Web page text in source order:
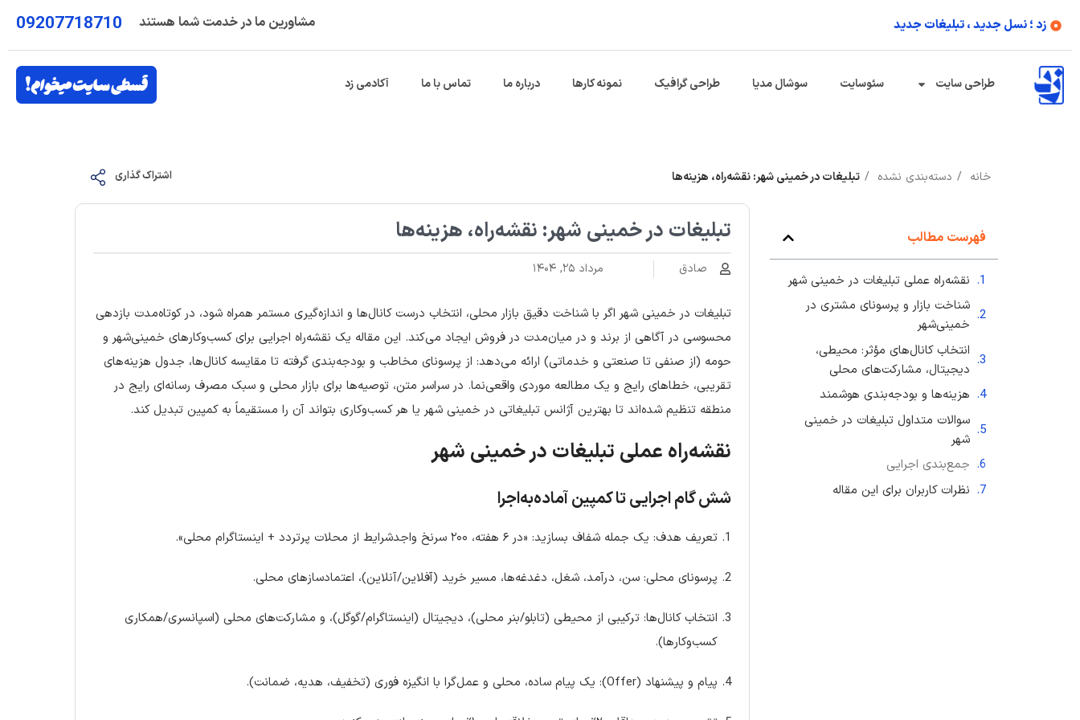
زد ؛ نسل جدید ، تبلیغات جدید مشاورین ما در خدمت شما هستند 09207718710
طراحی سایت سئوسایت سوشال مدیا طراحی گرافیک نمونه کارها درباره ما تماس با ما آکادمی زد
خانه دسته‌بندی نشده تبلیغات در خمینی شهر: نقشه‌راه، هزینه‌ها اشتراک گذاری
فهرست مطالب
نقشه‌راه عملی تبلیغات در خمینی شهر
شناخت بازار و پرسونای مشتری در
خمینی‌شهر
انتخاب کانال‌های مؤثر: محیطی،
دیجیتال، مشارکت‌های محلی
هزینه‌ها و بودجه‌بندی هوشمند
سوالات متداول تبلیغات در خمینی
شهر
جمع‌بندی اجرایی
نظرات کاربران برای این مقاله
تبلیغات در خمینی شهر: نقشه‌راه، هزینه‌ها
صادق مرداد ۲۵, ۱۴۰۴
تبلیغات در خمینی شهر اگر با شناخت دقیق بازار محلی، انتخاب درست کانال‌ها و اندازه‌گیری مستمر همراه شود، در کوتاه‌مدت بازدهی
محسوسی در آگاهی از برند و در میان‌مدت در فروش ایجاد می‌کند. این مقاله یک نقشه‌راه اجرایی برای کسب‌وکارهای خمینی‌شهر و
حومه (از صنفی تا صنعتی و خدماتی) ارائه می‌دهد: از پرسونای مخاطب و بودجه‌بندی گرفته تا مقایسه کانال‌ها، جدول هزینه‌های
تقریبی، خطاهای رایج و یک مطالعه موردی واقعی‌نما. در سراسر متن، توصیه‌ها برای بازار محلی و سبک مصرف رسانه‌ای رایج در
منطقه تنظیم شده‌اند تا بهترین آژانس تبلیغاتی در خمینی شهر یا هر کسب‌وکاری بتواند آن را مستقیماً به کمپین تبدیل کند.
نقشه‌راه عملی تبلیغات در خمینی شهر
شش گام اجرایی تا کمپین آماده‌به‌اجرا
تعریف هدف: یک جمله شفاف بسازید: «در ۶ هفته، ۲۰۰ سرنخ واجدشرایط از محلات پرتردد + اینستاگرام محلی».
پرسونای محلی: سن، درآمد، شغل، دغدغه‌ها، مسیر خرید (آفلاین/آنلاین)، اعتمادسازهای محلی.
انتخاب کانال‌ها: ترکیبی از محیطی (تابلو/بنر محلی)، دیجیتال (اینستاگرام/گوگل)، و مشارکت‌های محلی (اسپانسری/همکاری
کسب‌وکارها).
پیام و پیشنهاد (Offer): یک پیام ساده، محلی و عمل‌گرا با انگیزه فوری (تخفیف، هدیه، ضمانت).